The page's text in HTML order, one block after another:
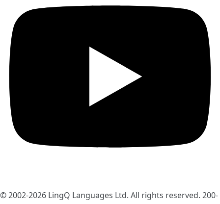
© 2002-2026 LingQ Languages Ltd. All rights reserved. 200-